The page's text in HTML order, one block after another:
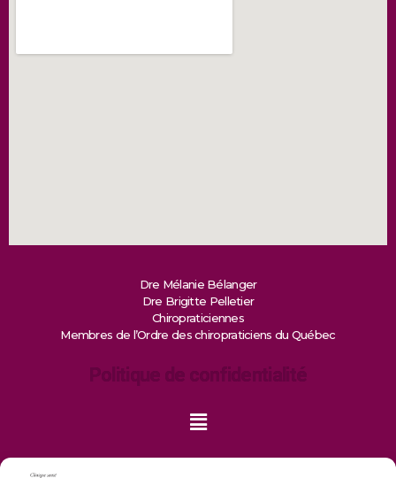
Dre Mélanie Bélanger
Dre Brigitte Pelletier
Chiropraticiennes
Membres de l’Ordre des chiropraticiens du Québec
Politique de confidentialité